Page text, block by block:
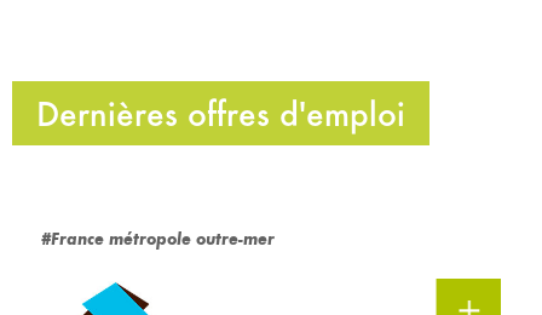
Dernières offres d'emploi
#France métropole outre-mer